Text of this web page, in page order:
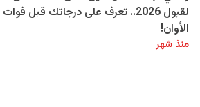
لقبول 2026.. تعرف على درجاتك قبل فوات
الأوان!
منذ شهر